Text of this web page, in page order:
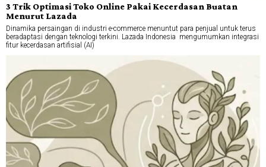
3 Trik Optimasi Toko Online Pakai Kecerdasan Buatan
Menurut Lazada
Dinamika persaingan di industri e-commerce menuntut para penjual untuk terus
beradaptasi dengan teknologi terkini. Lazada Indonesia mengumumkan integrasi
fitur kecerdasan artifisial (AI)